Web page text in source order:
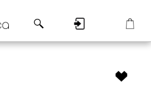
РегистрацияКорзина